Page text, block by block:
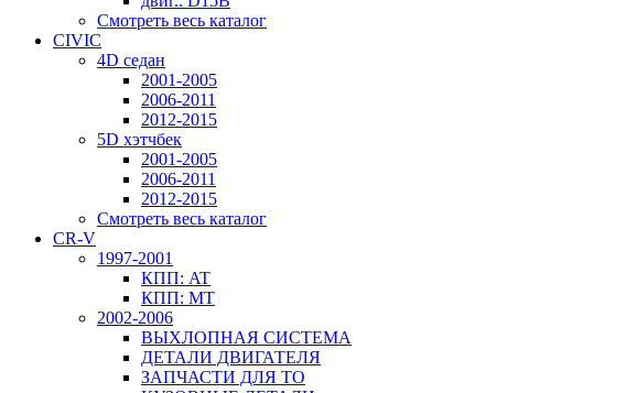
Смотреть весь каталог
CIVIC
4D седан
2001-2005
2006-2011
2012-2015
5D хэтчбек
2001-2005
2006-2011
2012-2015
Смотреть весь каталог
CR-V
1997-2001
КПП: AT
КПП: MT
2002-2006
ВЫХЛОПНАЯ СИСТЕМА
ДЕТАЛИ ДВИГАТЕЛЯ
ЗАПЧАСТИ ДЛЯ ТО